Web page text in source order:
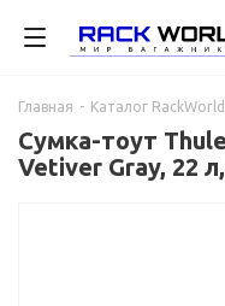
Главная - Каталог RackWorld
Сумка-тоут
Vetiver Gray, 22